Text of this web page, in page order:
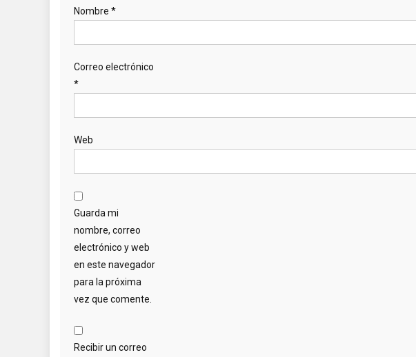
Nombre *
Correo electrónico
*
Web
Guarda mi
nombre, correo
electrónico y web
en este navegador
para la próxima
vez que comente.
Recibir un correo